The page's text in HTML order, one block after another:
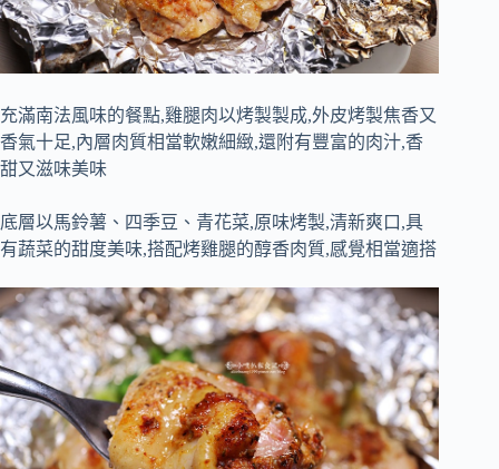
充滿南法風味的餐點,雞腿肉以烤製製成,外皮烤製焦香又
香氣十足,內層肉質相當軟嫩細緻,還附有豐富的肉汁,香
甜又滋味美味
底層以馬鈴薯、四季豆、青花菜,原味烤製,清新爽口,具
有蔬菜的甜度美味,搭配烤雞腿的醇香肉質,感覺相當適搭